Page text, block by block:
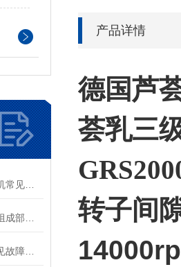
产品详情
德国芦
荟乳三
转子间